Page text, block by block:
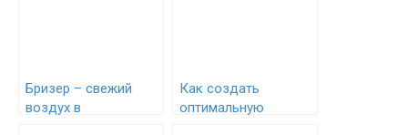
Бризер – свежий
воздух в
Как создать
оптимальную